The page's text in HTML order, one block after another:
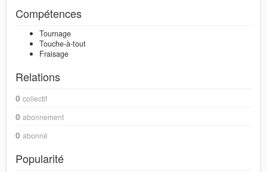
Compétences
Tournage
Touche-à-tout
Fraisage
Relations
0 collectif
0 abonnement
0 abonné
Popularité